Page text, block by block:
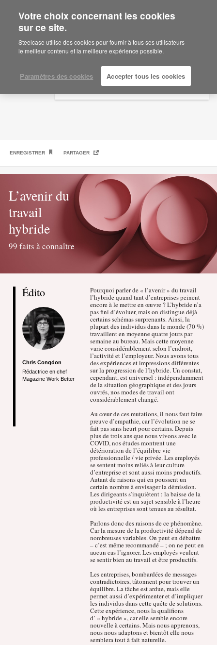
Are you in United States?
Would you like to see Products we sell in
your region?
English
Español
99 faits à connaître
ENREGISTRER PARTAGER
L’avenir du
travail
hybride
99 faits à connaître
Édito
Chris Congdon
Rédactrice en chef
Magazine Work Better
Pourquoi parler de « l’avenir » du travail
l’hybride quand tant d’entreprises peinent
encore à le mettre en œuvre ? L’hybride n’a
pas fini d’évoluer, mais on distingue déjà
certains schémas surprenants. Ainsi, la
plupart des individus dans le monde (70 %)
travaillent en moyenne quatre jours par
semaine au bureau. Mais cette moyenne
varie considérablement selon l’endroit,
l’activité et l’employeur. Nous avons tous
des expériences et impressions différentes
sur la progression de l’hybride. Un constat,
cependant, est universel : indépendamment
de la situation géographique et des jours
ouvrés, nos modes de travail ont
considérablement changé.
Au cœur de ces mutations, il nous faut faire
preuve d’empathie, car l’évolution ne se
fait pas sans heurt pour certains. Depuis
plus de trois ans que nous vivons avec le
COVID, nos études montrent une
détérioration de l’équilibre vie
professionnelle / vie privée. Les employés
se sentent moins reliés à leur culture
d’entreprise et sont aussi moins productifs.
Autant de raisons qui en poussent un
certain nombre à envisager la démission.
Les dirigeants s’inquiètent : la baisse de la
productivité est un sujet sensible à l’heure
où les entreprises sont tenues au résultat.
Parlons donc des raisons de ce phénomène.
Car la mesure de la productivité dépend de
nombreuses variables. On peut en débattre
– c’est même recommandé – ; on ne peut en
aucun cas l’ignorer. Les employés veulent
se sentir bien au travail et être productifs.
Les entreprises, bombardées de messages
contradictoires, tâtonnent pour trouver un
équilibre. La tâche est ardue, mais elle
permet aussi d’expérimenter et d’impliquer
les individus dans cette quête de solutions.
Cette expérience, nous la qualifions
d’ « hybride », car elle semble encore
nouvelle à certains. Mais nous apprenons,
nous nous adaptons et bientôt elle nous
semblera tout à fait naturelle.
Votre choix concernant les cookies
sur ce site.
Steelcase utilise des cookies pour fournir à tous ses utilisateurs
le meilleur contenu et la meilleure expérience possible.
Paramètres des cookies Accepter tous les cookies